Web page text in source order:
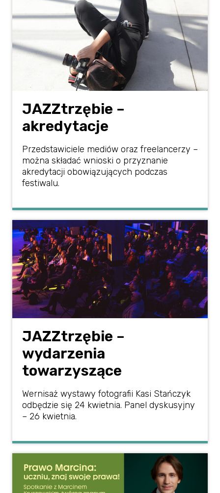
JAZZtrzębie –
akredytacje
Przedstawiciele mediów oraz freelancerzy –
można składać wnioski o przyznanie
akredytacji obowiązujących podczas
festiwalu.
JAZZtrzębie –
wydarzenia
towarzyszące
Wernisaż wystawy fotografii Kasi Stańczyk
odbędzie się 24 kwietnia. Panel dyskusyjny
– 26 kwietnia.